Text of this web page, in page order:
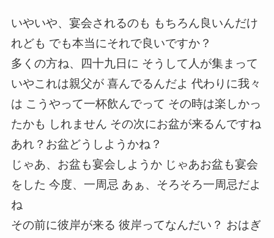
いやいや、宴会されるのも もちろん良いんだけ
れども でも本当にそれで良いですか？
多くの方ね、四十九日に そうして人が集まって
いやこれは親父が 喜んでるんだよ 代わりに我々
は こうやって一杯飲んでって その時は楽しかっ
たかも しれません その次にお盆が来るんですね
あれ？お盆どうしようかね？
じゃあ、お盆も宴会しようか じゃあお盆も宴会
をした 今度、一周忌 あぁ、そろそろ一周忌だよ
ね
その前に彼岸が来る 彼岸ってなんだい？ おはぎ